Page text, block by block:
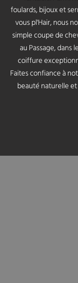
foulards, bijoux et
vous pl'Hair, nous
simple coupe de
au Passage,
coiffure
Faites confiance à
beauté naturelle